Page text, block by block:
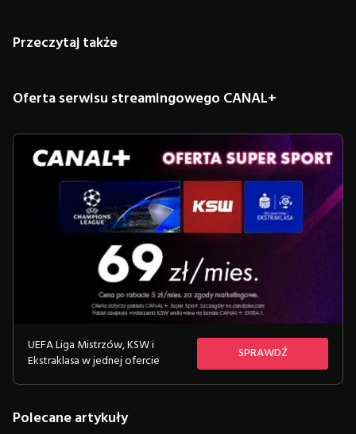
Przeczytaj także
Oferta serwisu streamingowego CANAL+
UEFA Liga Mistrzów, KSW i
Ekstraklasa w jednej ofercie
SPRAWDŹ
Polecane artykuły